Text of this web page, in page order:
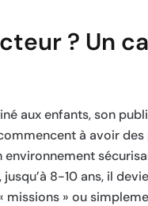
? Un
aux enfants, son
à avoir
8-10 ans, il
» ou